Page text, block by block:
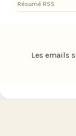
Résumé RSS
Les emails